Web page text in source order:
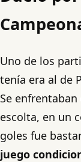
Uno de los
tenía era al de
Se
escolta, en un
goles fue
juego